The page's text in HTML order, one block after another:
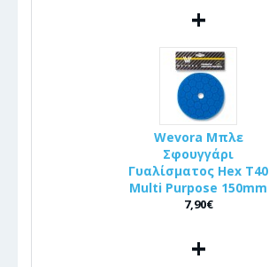
+
Wevora Μπλε
Σφουγγάρι
Γυαλίσματος Hex T40
Multi Purpose 150mm
7,90€
+